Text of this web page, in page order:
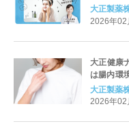
新着公開
大正製薬
2026年02
大正健康
は腸内環
ップとは
大正製薬
2026年02